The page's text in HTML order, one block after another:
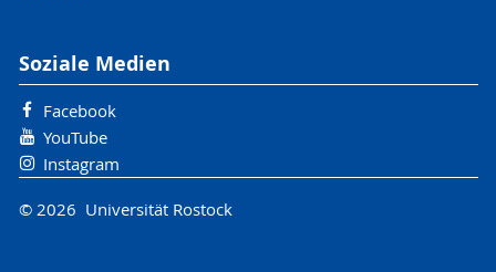
Soziale Medien
Facebook
YouTube
Instagram
© 2026 Universität Rostock